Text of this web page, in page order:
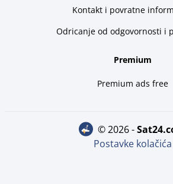
Kontakt i povratne
Odricanje od odgovornosti i
Premium
Premium ads free
© 2026 -
Postavke kolačića